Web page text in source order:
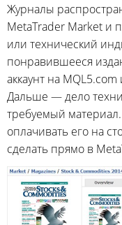
Журналы
MetaTrader Market и
или технический
понравившееся
аккаунт на
Дальше — дело
требуемый
оплачивать его на
сделать прямо в